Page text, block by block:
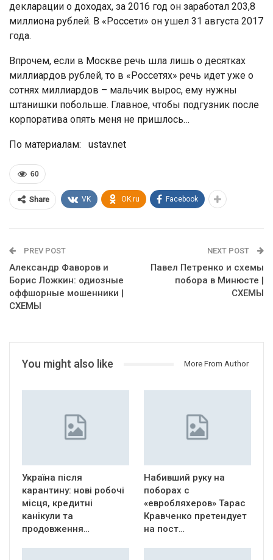
декларации о доходах, за 2016 год он заработал 203,8
миллиона рублей. В «Россети» он ушел 31 августа 2017
года.
Впрочем, если в Москве речь шла лишь о десятках
миллиардов рублей, то в «Россетях» речь идет уже о
сотнях миллиардов – мальчик вырос, ему нужны
штанишки побольше. Главное, чтобы подгузник после
корпоратива опять меня не пришлось…
По материалам: ustav.net
60
Share VK OK.ru Facebook
PREV POST
Александр Фаворов и
Борис Ложкин: одиозные
оффшорные мошенники |
СХЕМЫ
NEXT POST
Павел Петренко и схемы
побора в Минюсте |
СХЕМЫ
You might also like More From Author
Україна після
карантину: нові робочі
місця, кредитні
канікули та
продовження…
Набивший руку на
поборах с
«евробляхеров» Тарас
Кравченко претендует
на пост…